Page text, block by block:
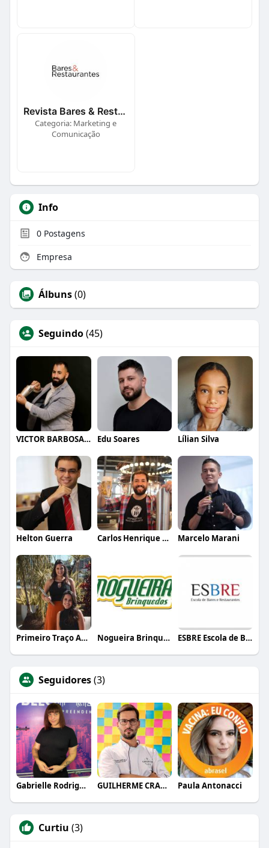
Revista Bares & Restaurantes
Categoria: Marketing e
Comunicação
Info
0Postagens
Empresa
Álbuns(0)
Seguindo(45)
VICTOR BARBOSA QUARANTA Edu Soares Lílian Silva
Helton Guerra Carlos Henrique de Faria Vasconcelos Marcelo Marani
Primeiro Traço Arquitetura Nogueira Brinquedos ESBRE Escola de Bares e Restaurantes
Seguidores(3)
Gabrielle Rodrigues GUILHERME CRAMER BALLE Paula Antonacci
Curtiu (3)